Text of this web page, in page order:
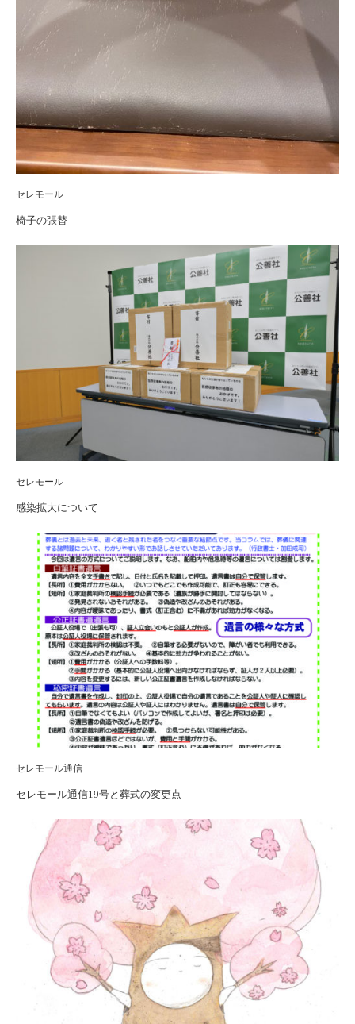
セレモール
椅子の張替
セレモール
感染拡大について
セレモール通信
セレモール通信19号と葬式の変更点